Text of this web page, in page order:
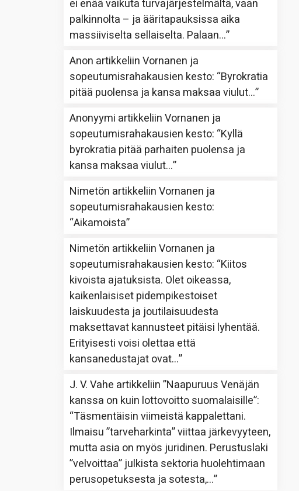
ei enää vaikuta turvajärjestelmältä, vaan
palkinnolta – ja ääritapauksissa aika
massiiviselta sellaiselta. Palaan…”
Anon artikkeliinVornanen ja
sopeutumisrahakausien kesto: “Byrokratia
pitää puolensa ja kansa maksaa viulut…”
Anonyymi artikkeliinVornanen ja
sopeutumisrahakausien kesto: “Kyllä
byrokratia pitää parhaiten puolensa ja
kansa maksaa viulut…”
Nimetön artikkeliinVornanen ja
sopeutumisrahakausien kesto:
“Aikamoista”
Nimetön artikkeliinVornanen ja
sopeutumisrahakausien kesto: “Kiitos
kivoista ajatuksista. Olet oikeassa,
kaikenlaisiset pidempikestoiset
laiskuudesta ja joutilaisuudesta
maksettavat kannusteet pitäisi lyhentää.
Erityisesti voisi olettaa että
kansanedustajat ovat…”
J. V. Vahe artikkeliin”Naapuruus Venäjän
kanssa on kuin lottovoitto suomalaisille”:
“Täsmentäisin viimeistä kappalettani.
Ilmaisu ”tarveharkinta” viittaa järkevyyteen,
mutta asia on myös juridinen. Perustuslaki
”velvoittaa” julkista sektoria huolehtimaan
perusopetuksesta ja sotesta,…”